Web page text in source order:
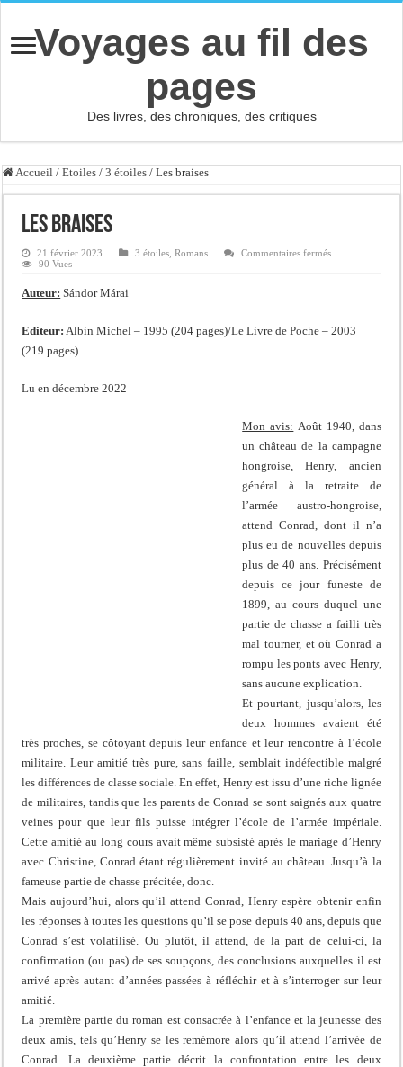
Voyages au fil des
pages
Des livres, des chroniques, des critiques
Accueil / Etoiles / 3 étoiles / Les braises
Les braises
21 février 2023 3 étoiles ,Romans Commentaires ferméssur
90 Vues
Auteur: Sándor Márai
Editeur: Albin Michel – 1995 (204 pages)/Le Livre de Poche – 2003
(219 pages)
Lu en décembre 2022
Mon avis: Août 1940, dans
un château de la campagne
hongroise, Henry, ancien
général à la retraite de
l’armée austro-hongroise,
attend Conrad, dont il n’a
plus eu de nouvelles depuis
plus de 40 ans. Précisément
depuis ce jour funeste de
1899, au cours duquel une
partie de chasse a failli très
mal tourner, et où Conrad a
rompu les ponts avec Henry,
sans aucune explication.
Et pourtant, jusqu’alors, les
deux hommes avaient été
très proches, se côtoyant depuis leur enfance et leur rencontre à l’école
militaire. Leur amitié très pure, sans faille, semblait indéfectible malgré
les différences de classe sociale. En effet, Henry est issu d’une riche lignée
de militaires, tandis que les parents de Conrad se sont saignés aux quatre
veines pour que leur fils puisse intégrer l’école de l’armée impériale.
Cette amitié au long cours avait même subsisté après le mariage d’Henry
avec Christine, Conrad étant régulièrement invité au château. Jusqu’à la
fameuse partie de chasse précitée, donc.
Mais aujourd’hui, alors qu’il attend Conrad, Henry espère obtenir enfin
les réponses à toutes les questions qu’il se pose depuis 40 ans, depuis que
Conrad s’est volatilisé. Ou plutôt, il attend, de la part de celui-ci, la
confirmation (ou pas) de ses soupçons, des conclusions auxquelles il est
arrivé après autant d’années passées à réfléchir et à s’interroger sur leur
amitié.
La première partie du roman est consacrée à l’enfance et la jeunesse des
deux amis, tels qu’Henry se les remémore alors qu’il attend l’arrivée de
Conrad. La deuxième partie décrit la confrontation entre les deux